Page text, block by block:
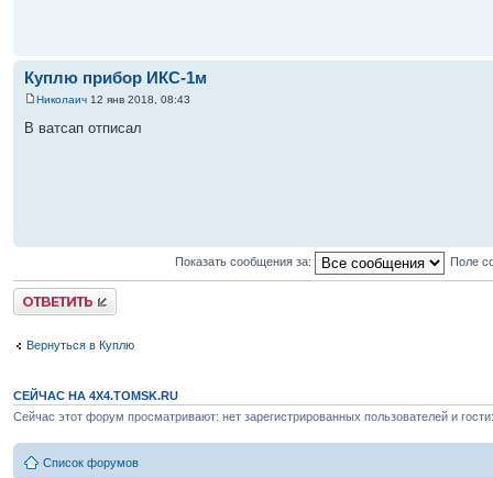
Куплю прибор ИКС-1м
Николаич 12 янв 2018, 08:43
В ватсап отписал
Показать сообщения за: Поле
Ответить
Вернуться в Куплю
СЕЙЧАС НА 4X4.TOMSK.RU
Сейчас этот форум просматривают: нет зарегистрированных пользователей и
Список форумов